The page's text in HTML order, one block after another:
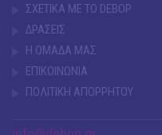
ΣΧΕΤΙΚΑ ΜΕ ΤΟ DEBOP
ΔΡΑΣΕΙΣ
Η ΟΜΑΔΑ ΜΑΣ
ΕΠΙΚΟΙΝΩΝΙΑ
ΠΟΛΙΤΙΚΗ ΑΠΟΡΡΗΤΟΥ